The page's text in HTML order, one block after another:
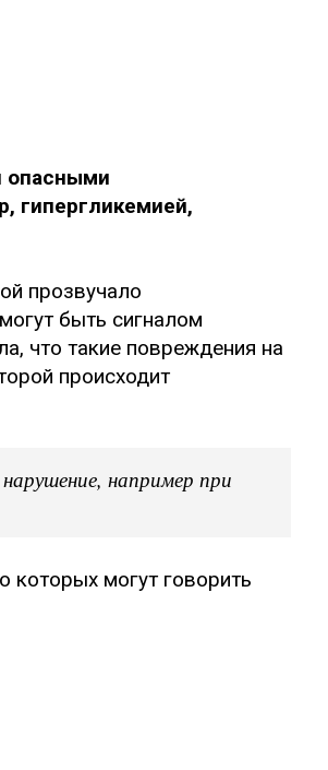
опасными
гипергликемией,
прозвучало
быть сигналом
что такие повреждения на
происходит
например при
которых могут говорить